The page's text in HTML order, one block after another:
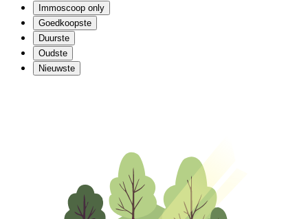
Immoscoop only
Goedkoopste
Duurste
Oudste
Nieuwste